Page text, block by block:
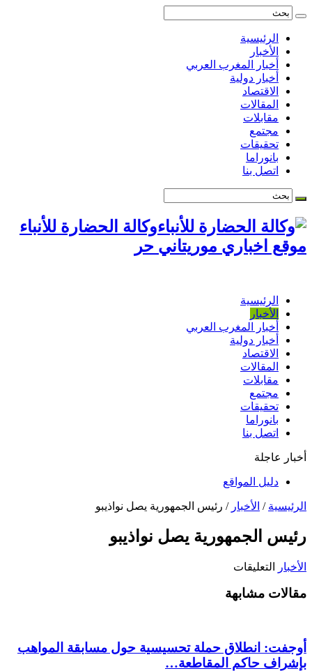
الرئيسية
الأخبار
أخبار المغرب العربي
أخبار دولية
الاقتصاد
المقالات
مقابلات
مجتمع
تحقيقات
بانوراما
اتصل بنا
وكالة الحضارة للأنباء
موقع اخباري موريتاني حر
الرئيسية
الأخبار
أخبار المغرب العربي
أخبار دولية
الاقتصاد
المقالات
مقابلات
مجتمع
تحقيقات
بانوراما
اتصل بنا
أخبار عاجلة
دليل المواقع
الرئيسية / الأخبار / رئيس الجمهورية يصل نواذيبو
رئيس الجمهورية يصل نواذيبو
الأخبار التعليقات
الجمهوريةمقالات مشابهة
أوجفت: انطلاق حملة تحسيسية حول مسابقة المواهب
بإشراف حاكم المقاطعة…